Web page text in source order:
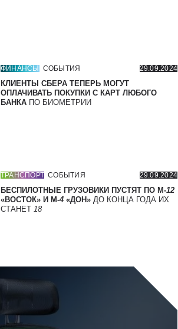
ФИНАНСЫ СОБЫТИЯ 29.09.2024
КЛИЕНТЫ СБЕРА ТЕПЕРЬ МОГУТ
ОПЛАЧИВАТЬ ПОКУПКИ С КАРТ ЛЮБОГО
БАНКА ПО БИОМЕТРИИ
ТРАНСПОРТ СОБЫТИЯ 29.09.2024
БЕСПИЛОТНЫЕ ГРУЗОВИКИ ПУСТЯТ ПО М-12
«ВОСТОК» И М-4 «ДОН» ДО КОНЦА ГОДА ИХ
СТАНЕТ 18